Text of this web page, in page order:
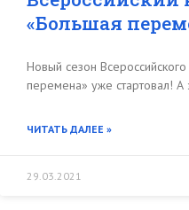
«Большая
Новый сезон
перемена» уже стартовал! А
ЧИТАТЬ ДАЛЕЕ »
29.03.2021